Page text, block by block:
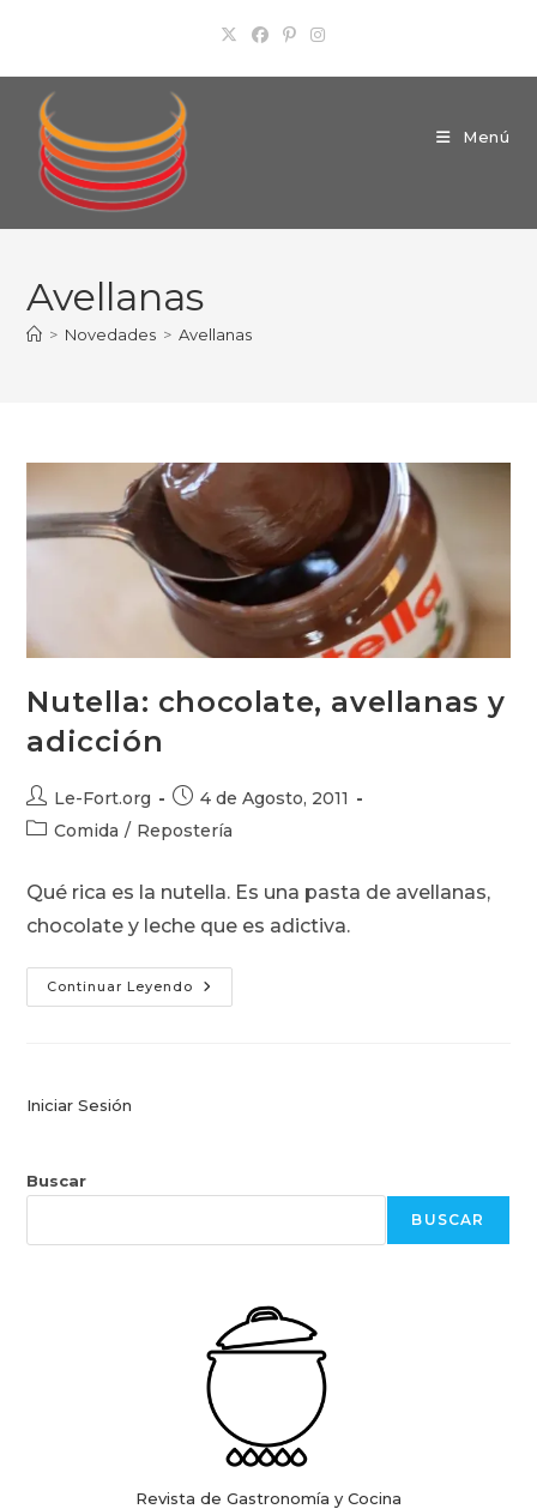
contenido
Menú
Avellanas
> Novedades > Avellanas
Nutella: chocolate, avellanas y
adicción
Autor
de
Le-Fort.org
Publicación
4 de Agosto, 2011
Categoría
entrada:
Comida / Repostería
Qué rica es la nutella. Es una pasta de avellanas,
chocolate y leche que es adictiva.
Continuar Leyendo Nutella:
Chocolate,
Iniciar Sesión
Buscar
BUSCAR
Revista de Gastronomía y Cocina